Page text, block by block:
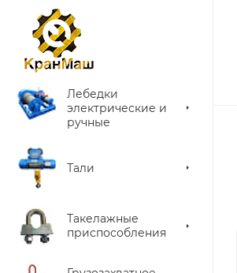
Лебедки
электрические и
ручные
Тали
Такелажные
приспособления